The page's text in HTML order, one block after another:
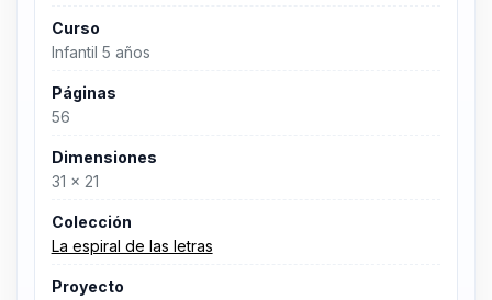
Curso
Infantil 5 años
Páginas
56
Dimensiones
31 x 21
Colección
La espiral de las letras
Proyecto